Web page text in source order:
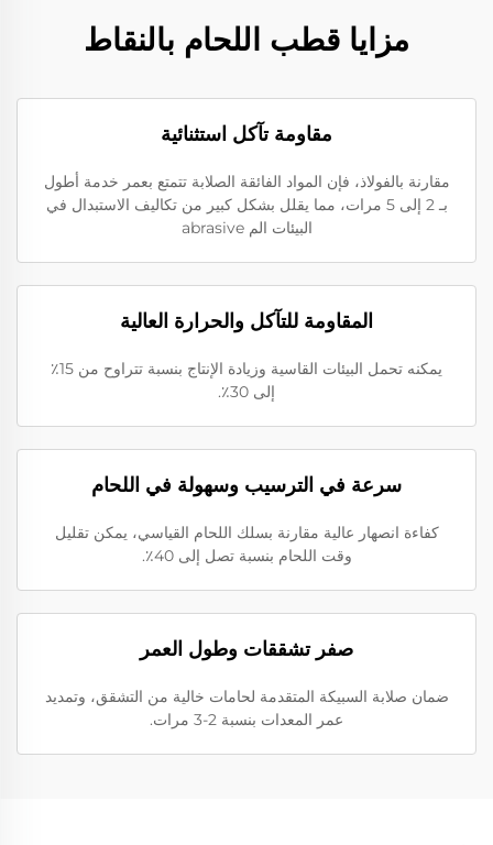
مزايا قطب اللحام بالنقاط
مقاومة تآكل استثنائية
مقارنة بالفولاذ، فإن المواد الفائقة الصلابة تتمتع بعمر خدمة أطول
بـ 2 إلى 5 مرات، مما يقلل بشكل كبير من تكاليف الاستبدال في
البيئات الم abrasive
المقاومة للتآكل والحرارة العالية
يمكنه تحمل البيئات القاسية وزيادة الإنتاج بنسبة تتراوح من 15٪
إلى 30٪.
سرعة في الترسيب وسهولة في اللحام
كفاءة انصهار عالية مقارنة بسلك اللحام القياسي، يمكن تقليل
وقت اللحام بنسبة تصل إلى 40٪.
صفر تشققات وطول العمر
ضمان صلابة السبيكة المتقدمة لحامات خالية من التشقق، وتمديد
عمر المعدات بنسبة 2-3 مرات.